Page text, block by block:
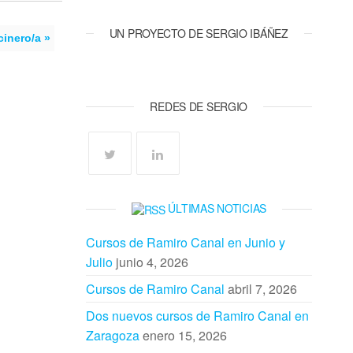
a » UN PROYECTO DE SERGIO IBÁÑEZ
REDES DE SERGIO
ÚLTIMAS NOTICIAS
Cursos de Ramiro Canal en Junio y
Julio junio 4, 2026
Cursos de Ramiro Canal abril 7, 2026
Dos nuevos cursos de Ramiro Canal en
Zaragozaenero 15, 2026